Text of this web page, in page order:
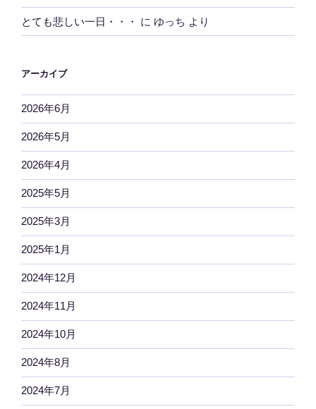
とても悲しい一日・・・ に ゆっち より
アーカイブ
2026年6月
2026年5月
2026年4月
2025年5月
2025年3月
2025年1月
2024年12月
2024年11月
2024年10月
2024年8月
2024年7月